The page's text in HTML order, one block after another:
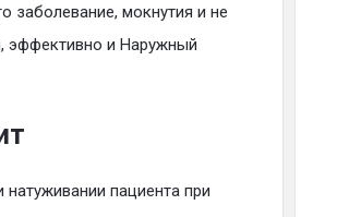
заболевание, мокнутия и не
эффективно и Наружный
пациента при